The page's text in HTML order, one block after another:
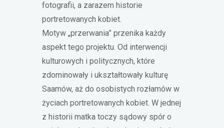
fotografii, a zarazem historie
portretowanych kobiet.
Motyw „przerwania” przenika każdy
aspekt tego projektu. Od interwencji
kulturowych i politycznych, które
zdominowały i ukształtowały kulturę
Saamów, aż do osobistych rozłamów w
życiach portretowanych kobiet. W jednej
z historii matka toczy sądowy spór o